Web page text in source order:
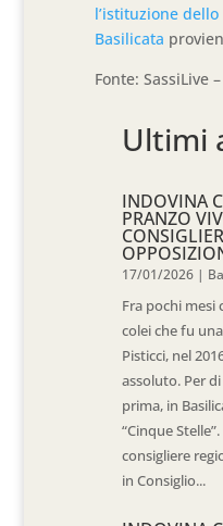
l’istituzione
Basilicata
Fonte: SassiLive –
Ultimi
INDOVINA
PRANZO
17/01/2026 |
Fra pochi mesi
colei che fu
Pisticci, nel
assoluto. Per
prima, in
“Cinque
consigliere
in Consiglio...